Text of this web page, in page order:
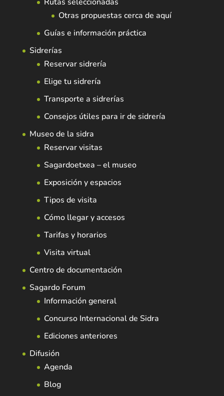
Otras propuestas cerca de aquí
Guías e información práctica
Sidrerías
Reservar sidrería
Elige tu sidrería
Transporte a sidrerías
Consejos útiles para ir de sidrería
Museo de la sidra
Reservar visitas
Sagardoetxea – el museo
Exposición y espacios
Tipos de visita
Cómo llegar y accesos
Tarifas y horarios
Visita virtual
Centro de documentación
Sagardo Forum
Información general
Concurso Internacional de Sidra
Ediciones anteriores
Difusión
Agenda
Blog